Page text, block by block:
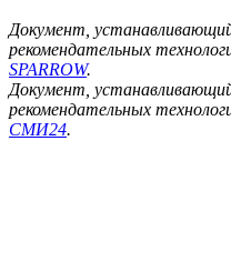
Документ,
рекомендательных
SPARROW.
Документ,
рекомендательных
СМИ24.